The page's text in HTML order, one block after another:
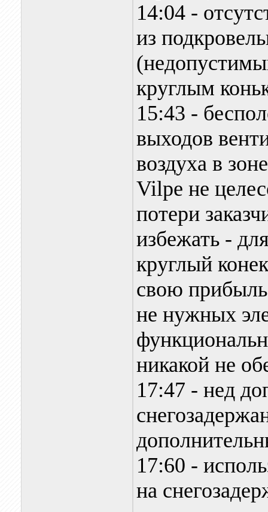
14:04 -
из
круглым
15:43 -
выходов
воздуха в
Vilpe не
потери
избежать -
круглый
свою прибыль
не нужных
никакой не
17:47 - нед
17:60 -
на